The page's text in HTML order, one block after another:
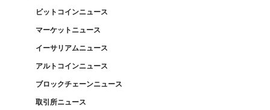
ビットコインニュース
マーケットニュース
イーサリアムニュース
アルトコインニュース
ブロックチェーンニュース
取引所ニュース